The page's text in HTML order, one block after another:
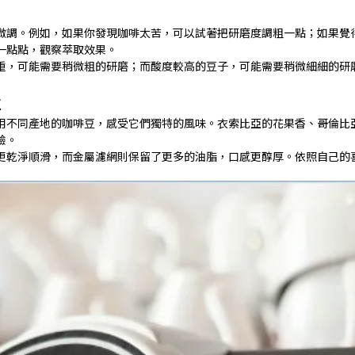
。例如，如果你發現咖啡太苦，可以試著把研磨度調粗一點；如果覺
點，觀察萃取效果。
可能需要稍微粗的研磨；而酸度較高的豆子，可能需要稍微細細的研
同產地的咖啡豆，感受它們獨特的風味。衣索比亞的花果香、哥倫比
淨順滑，而金屬濾網則保留了更多的油脂，口感更醇厚。依照自己的